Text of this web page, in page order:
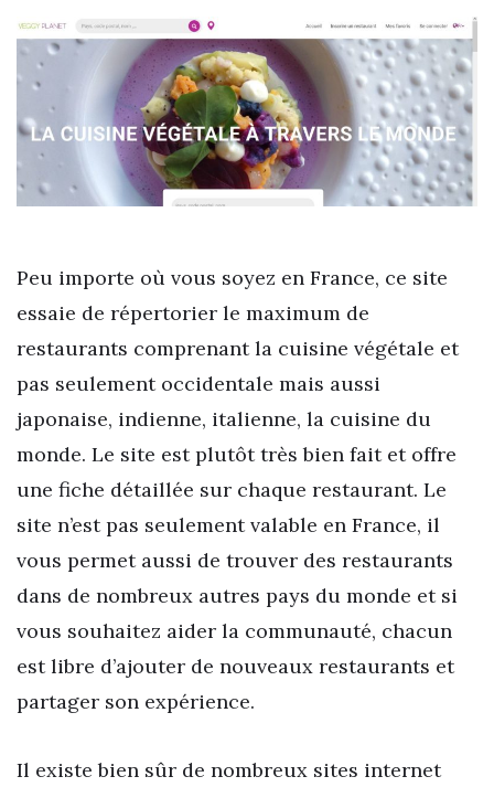
Peu importe où vous soyez en France, ce site
essaie de répertorier le maximum de
restaurants comprenant la cuisine végétale et
pas seulement occidentale mais aussi
japonaise, indienne, italienne, la cuisine du
monde. Le site est plutôt très bien fait et offre
une fiche détaillée sur chaque restaurant. Le
site n’est pas seulement valable en France, il
vous permet aussi de trouver des restaurants
dans de nombreux autres pays du monde et si
vous souhaitez aider la communauté, chacun
est libre d’ajouter de nouveaux restaurants et
partager son expérience.
Il existe bien sûr de nombreux sites internet